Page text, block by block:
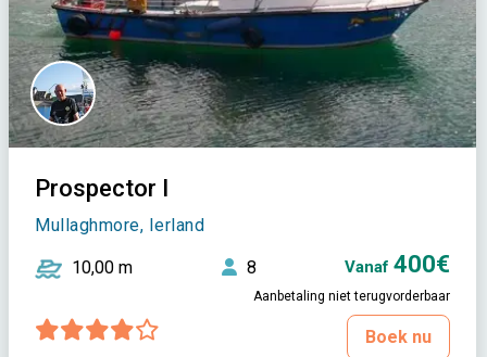
Prospector I
Mullaghmore, Ierland
10,00 m 8 Vanaf 400€
Aanbetaling niet terugvorderbaar
Boek nu